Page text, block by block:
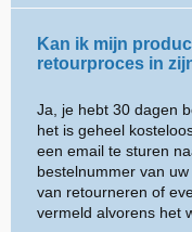
Kan ik mijn
retourproces in
Ja, je hebt 30 dagen
het is geheel
een email te sturen
bestelnummer van
van retourneren of
vermeld alvorens het